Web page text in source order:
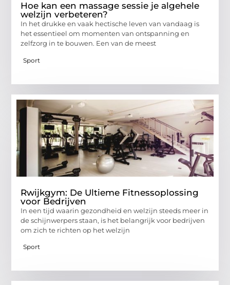
Hoe kan een massage sessie je algehele
welzijn verbeteren?
In het drukke en vaak hectische leven van vandaag is
het essentieel om momenten van ontspanning en
zelfzorg in te bouwen. Een van de meest
Sport
Rwijkgym: De Ultieme Fitnessoplossing
voor Bedrijven
In een tijd waarin gezondheid en welzijn steeds meer in
de schijnwerpers staan, is het belangrijk voor bedrijven
om zich te richten op het welzijn
Sport